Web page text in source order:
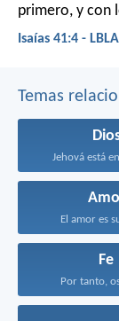
primero, y con
Isaías 41:4 - LBLA
Temas
Jehová está
El amor es
Fe
Por tanto,